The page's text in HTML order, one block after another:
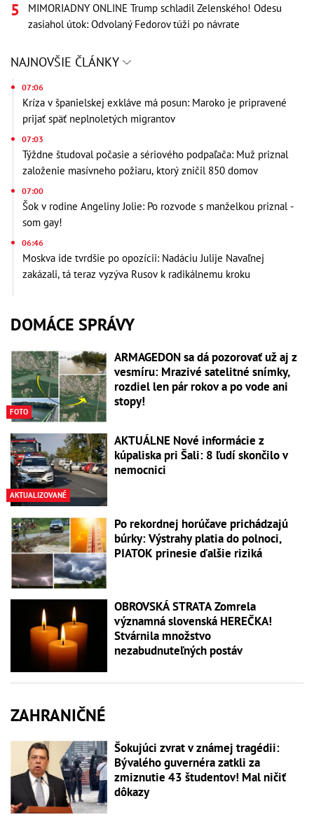
MIMORIADNY ONLINE Trump schladil Zelenského! Odesu
zasiahol útok: Odvolaný Fedorov túži po návrate
NAJNOVŠIE ČLÁNKY
07:06
Kríza v španielskej exkláve má posun: Maroko je pripravené
prijať späť neplnoletých migrantov
07:03
Týždne študoval počasie a sériového podpaľača: Muž priznal
založenie masívneho požiaru, ktorý zničil 850 domov
07:00
Šok v rodine Angeliny Jolie: Po rozvode s manželkou priznal -
som gay!
06:46
Moskva ide tvrdšie po opozícii: Nadáciu Julije Navaľnej
zakázali, tá teraz vyzýva Rusov k radikálnemu kroku
DOMÁCE SPRÁVY
FOTO
ARMAGEDON sa dá pozorovať už aj z
vesmíru: Mrazivé satelitné snímky,
rozdiel len pár rokov a po vode ani
stopy!
AKTUALIZOVANÉ
AKTUÁLNE Nové informácie z
kúpaliska pri Šali: 8 ľudí skončilo v
nemocnici
Po rekordnej horúčave prichádzajú
búrky: Výstrahy platia do polnoci,
PIATOK prinesie ďalšie riziká
OBROVSKÁ STRATA Zomrela
významná slovenská HEREČKA!
Stvárnila množstvo
nezabudnuteľných postáv
ZAHRANIČNÉ
Šokujúci zvrat v známej tragédii:
Bývalého guvernéra zatkli za
zmiznutie 43 študentov! Mal ničiť
dôkazy